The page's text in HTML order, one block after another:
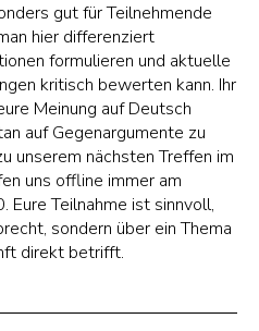
gut für Teilnehmende
hier differenziert
formulieren und aktuelle
kritisch bewerten kann. Ihr
Meinung auf Deutsch
auf Gegenargumente zu
unserem nächsten Treffen im
uns offline immer am
Teilnahme ist sinnvoll,
sondern über ein Thema
direkt betrifft.